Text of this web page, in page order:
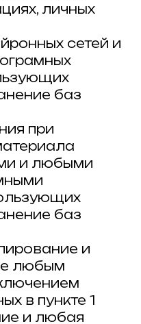
личных
сетей и
баз
при
и любыми
баз
и
любым
в пункте 1
и любая